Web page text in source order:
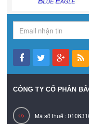
CÔNG TY CỔ PHẦN
Mã số thuế :